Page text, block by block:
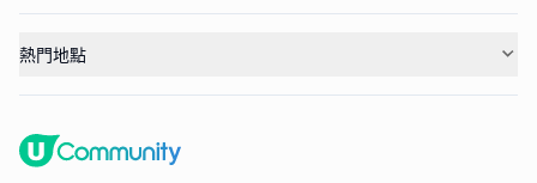
熱門地點